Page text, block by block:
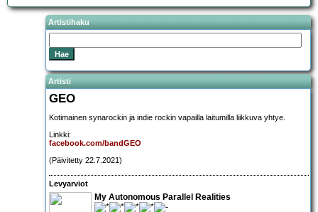
Artistihaku
Artisti
GEO
Kotimainen synarockin ja indie rockin vapailla laitumilla liikkuva yhtye.
Linkki:
facebook.com/bandGEO
(Päivitetty 22.7.2021)
Levyarviot
My Autonomous Parallel Realities